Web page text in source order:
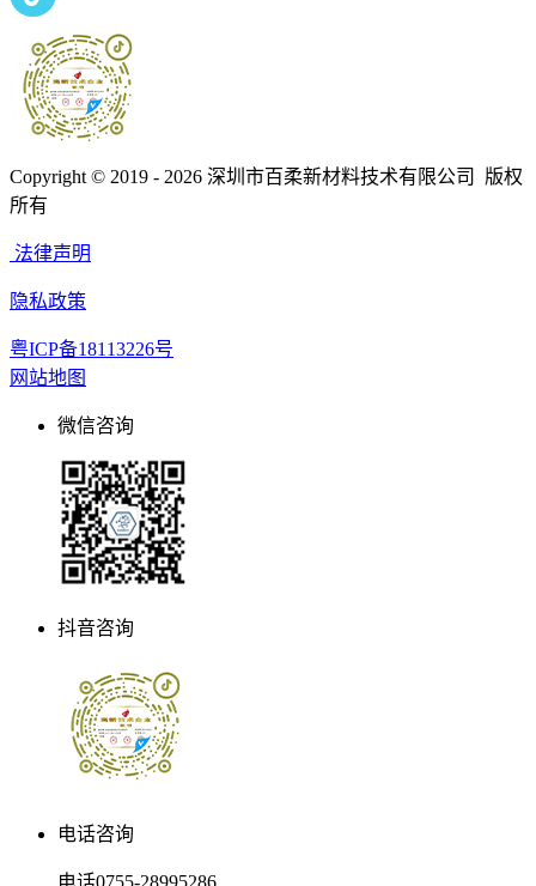
Copyright © 2019 - 2026 深圳市百柔新材料技术有限公司 版权
所有
法律声明
隐私政策
粤ICP备18113226号
网站地图
微信咨询
抖音咨询
电话咨询
电话0755-28995286